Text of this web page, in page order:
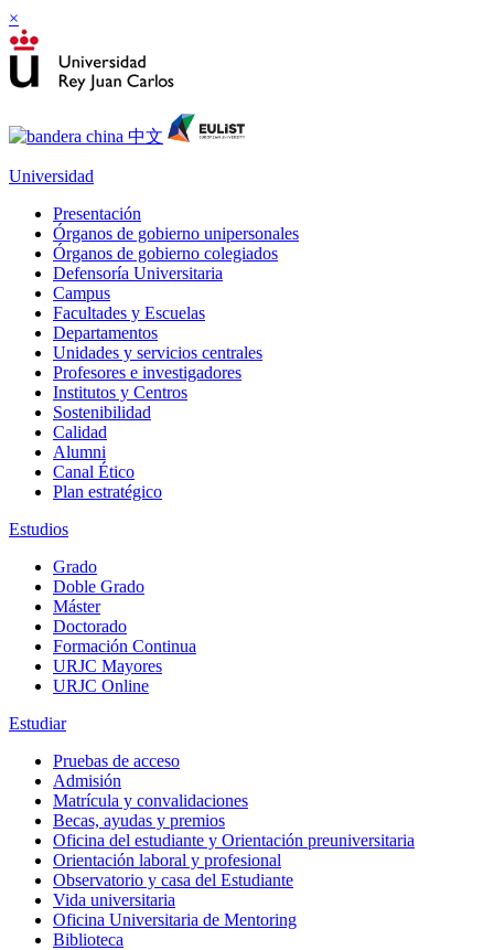
×
Universidad
Presentación
Órganos de gobierno unipersonales
Órganos de gobierno colegiados
Defensoría Universitaria
Campus
Facultades y Escuelas
Departamentos
Unidades y servicios centrales
Profesores e investigadores
Institutos y Centros
Sostenibilidad
Calidad
Alumni
Canal Ético
Plan estratégico
Estudios
Grado
Doble Grado
Máster
Doctorado
Formación Continua
URJC Mayores
URJC Online
Estudiar
Pruebas de acceso
Admisión
Matrícula y convalidaciones
Becas, ayudas y premios
Oficina del estudiante y Orientación preuniversitaria
Orientación laboral y profesional
Observatorio y casa del Estudiante
Vida universitaria
Oficina Universitaria de Mentoring
Biblioteca